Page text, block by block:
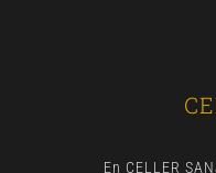
En CELLER